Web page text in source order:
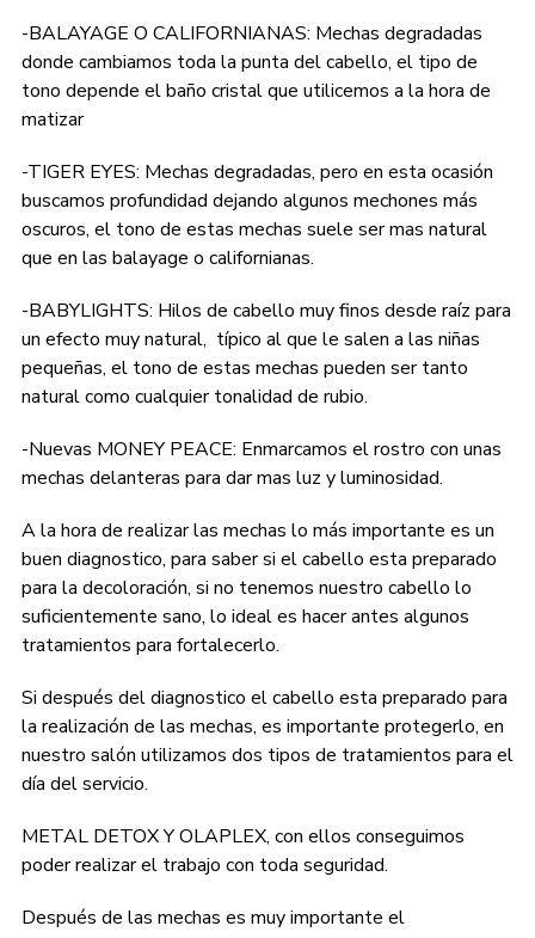
-BALAYAGE O CALIFORNIANAS: Mechas degradadas
donde cambiamos toda la punta del cabello, el tipo de
tono depende el baño cristal que utilicemos a la hora de
matizar
-TIGER EYES: Mechas degradadas, pero en esta ocasión
buscamos profundidad dejando algunos mechones más
oscuros, el tono de estas mechas suele ser mas natural
que en las balayage o californianas.
-BABYLIGHTS: Hilos de cabello muy finos desde raíz para
un efecto muy natural, típico al que le salen a las niñas
pequeñas, el tono de estas mechas pueden ser tanto
natural como cualquier tonalidad de rubio.
-Nuevas MONEY PEACE: Enmarcamos el rostro con unas
mechas delanteras para dar mas luz y luminosidad.
A la hora de realizar las mechas lo más importante es un
buen diagnostico, para saber si el cabello esta preparado
para la decoloración, si no tenemos nuestro cabello lo
suficientemente sano, lo ideal es hacer antes algunos
tratamientos para fortalecerlo.
Si después del diagnostico el cabello esta preparado para
la realización de las mechas, es importante protegerlo, en
nuestro salón utilizamos dos tipos de tratamientos para el
día del servicio.
METAL DETOX Y OLAPLEX, con ellos conseguimos
poder realizar el trabajo con toda seguridad.
Después de las mechas es muy importante el